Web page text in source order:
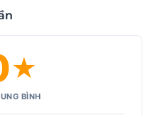
★
BÌNH